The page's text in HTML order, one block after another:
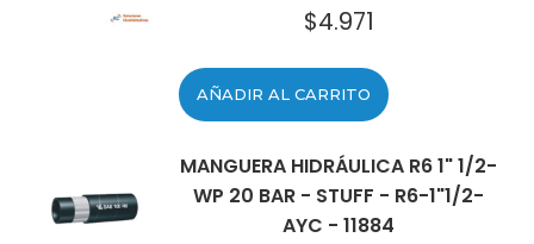
$4.971
AÑADIR AL CARRITO
MANGUERA HIDRÁULICA R6 1" 1/2-
WP 20 BAR - STUFF - R6-1"1/2-
AYC - 11884